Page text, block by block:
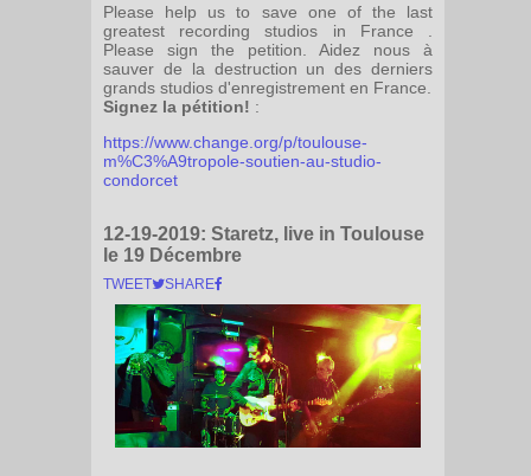
Please help us to save one of the last
greatest recording studios in France .
Please sign the petition. Aidez nous à
sauver de la destruction un des derniers
grands studios d'enregistrement en France.
Signez la pétition! :
https://www.change.org/p/toulouse-
m%C3%A9tropole-soutien-au-studio-
condorcet
12-19-2019: Staretz, live in Toulouse
le 19 Décembre
TWEET SHARE